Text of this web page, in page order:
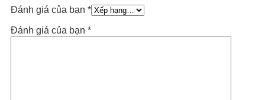
Đánh giá của bạn *
Đánh giá của bạn *